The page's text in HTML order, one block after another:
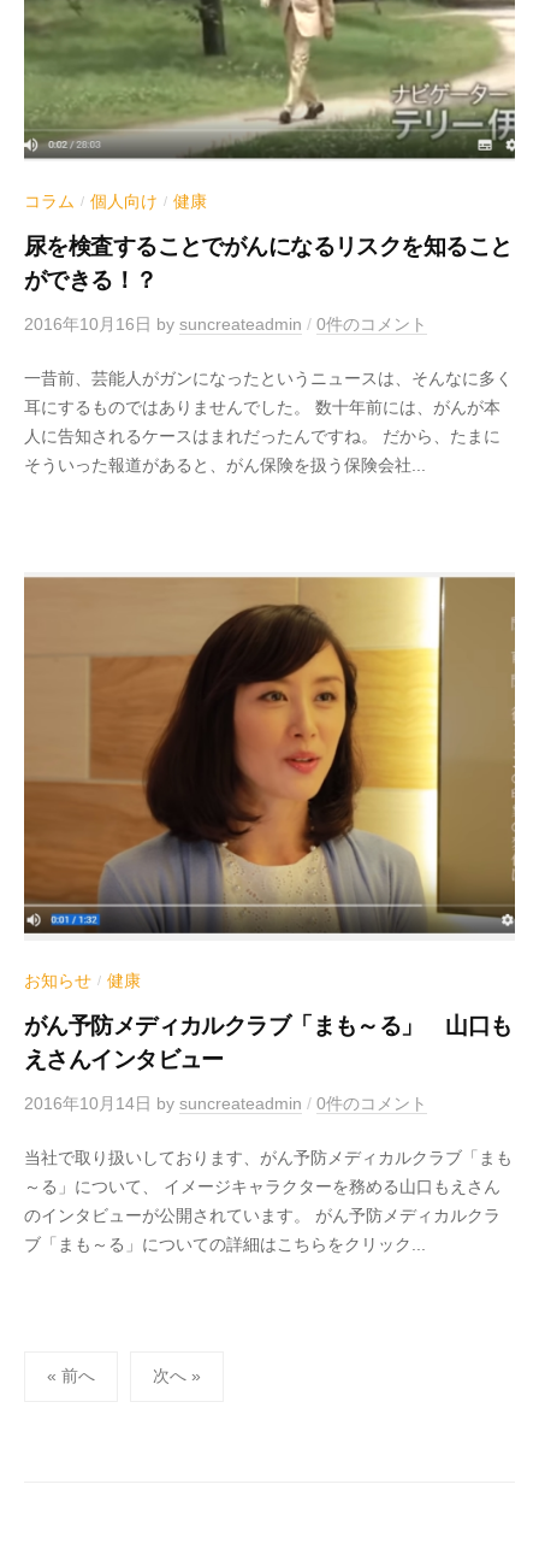
コラム / 個人向け / 健康
尿を検査することでがんになるリスクを知ること
ができる！？
2016年10月16日 by suncreateadmin / 0件のコメント
一昔前、芸能人がガンになったというニュースは、そんなに多く
耳にするものではありませんでした。 数十年前には、がんが本
人に告知されるケースはまれだったんですね。 だから、たまに
そういった報道があると、がん保険を扱う保険会社...
お知らせ / 健康
がん予防メディカルクラブ「まも～る」 山口も
えさんインタビュー
2016年10月14日 by suncreateadmin / 0件のコメント
当社で取り扱いしております、がん予防メディカルクラブ「まも
～る」について、 イメージキャラクターを務める山口もえさん
のインタビューが公開されています。 がん予防メディカルクラ
ブ「まも～る」についての詳細はこちらをクリック...
« 前へ 次へ »